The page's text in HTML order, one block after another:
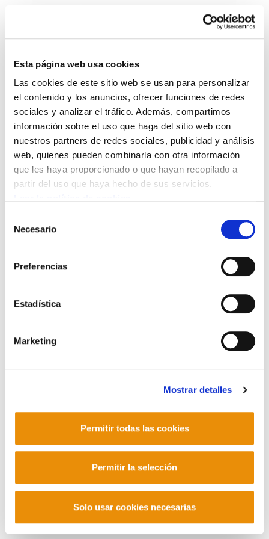
Esta página web usa cookies
Las cookies de este sitio web se usan para personalizar
el contenido y los anuncios, ofrecer funciones de redes
sociales y analizar el tráfico. Además, compartimos
información sobre el uso que haga del sitio web con
nuestros partners de redes sociales, publicidad y análisis
web, quienes pueden combinarla con otra información
que les haya proporcionado o que hayan recopilado a
partir del uso que haya hecho de sus servicios.
Necesario
Preferencias
Estadística
Marketing
Mostrar detalles
Permitir todas las cookies
Permitir la selección
Solo usar cookies necesarias
Lantzen 19
Lantzen 19.PDF 4.3 MB
POLÍTICA DE COOKIES
CANAL DE INFORMACIÓN
POLÍTICA DE PRIVACIDAD
MAPA DEL SITIO
ACCESIBILIDAD
Barrainkua 13 - 48009 Bilbo -
Telf. +33 (0) 559 25 65 52
Mastodon